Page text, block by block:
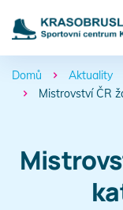
Domů
Aktuality
Mistrovství ČR